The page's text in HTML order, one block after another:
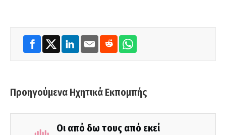
Προηγούμενα Ηχητικά Εκπομπής
Οι από δω τους από εκεί